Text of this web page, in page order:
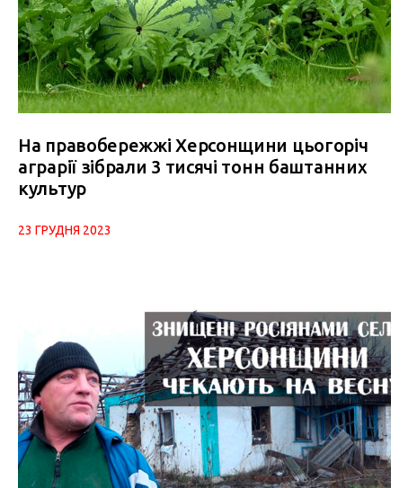
На правобережжі Херсонщини цьогоріч
аграрії зібрали 3 тисячі тонн баштанних
культур
23 ГРУДНЯ 2023